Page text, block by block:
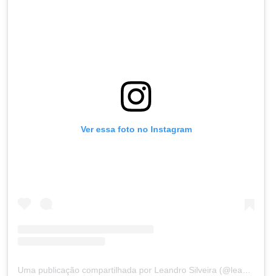
Ver essa foto no Instagram